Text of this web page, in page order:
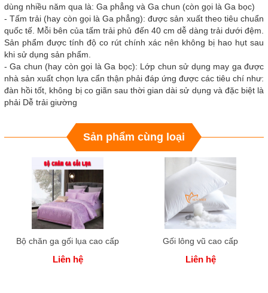
dùng nhiều năm qua là: Ga phẳng và Ga chun (còn gọi là Ga bọc)
- Tấm trải (hay còn gọi là Ga phẳng): được sản xuất theo tiêu chuẩn
quốc tế. Mỗi bên của tấm trải phủ đến 40 cm dễ dàng trải dưới đệm.
Sản phẩm được tính độ co rút chính xác nên không bị hao hụt sau
khi sử dụng sản phẩm.
- Ga chun (hay còn gọi là Ga bọc): Lớp chun sử dụng may ga được
nhà sản xuất chọn lựa cẩn thận phải đáp ứng được các tiêu chí như:
đàn hồi tốt, không bị co giãn sau thời gian dài sử dụng và đặc biệt là
phải Dễ trải giường
Sản phẩm cùng loại
Bộ chăn ga gối lụa cao cấp
Liên hệ
Gối lông vũ cao cấp
Liên hệ